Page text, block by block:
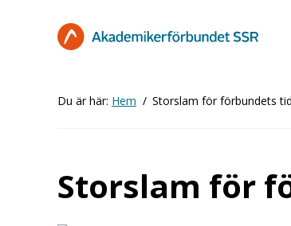
Du är här: Hem Storslam för förbundets
Storslam för